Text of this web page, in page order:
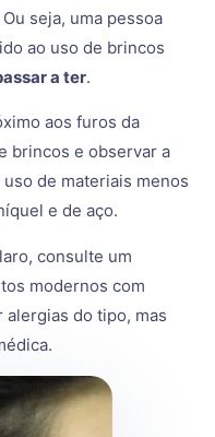
seja, uma pessoa
ao uso de brincos
a ter.
aos furos da
brincos e observar a
de materiais menos
e de aço.
consulte um
modernos com
do tipo, mas